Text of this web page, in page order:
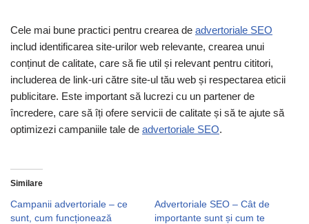
Cele mai bune practici pentru crearea de advertoriale SEO
includ identificarea site-urilor web relevante, crearea unui
conținut de calitate, care să fie util și relevant pentru cititori,
includerea de link-uri către site-ul tău web și respectarea eticii
publicitare. Este important să lucrezi cu un partener de
încredere, care să îți ofere servicii de calitate și să te ajute să
optimizezi campaniile tale de advertoriale SEO.
Similare
Campanii advertoriale – ce
sunt, cum funcționează
Advertoriale SEO – Cât de
importante sunt și cum te